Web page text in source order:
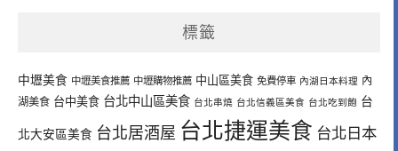
標籤
中壢美食 中壢美食推薦 中壢購物推薦 中山區美食 免費停車 內湖日本料理 內
湖美食 台中美食 台北中山區美食 台北串燒 台北信義區美食 台北吃到飽 台
北大安區美食 台北居酒屋 台北捷運美食 台北日本